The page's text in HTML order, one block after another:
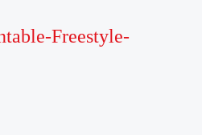
Freestyle-